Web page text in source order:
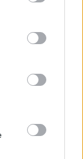
tags to
below Google
στην
ανήλικη, τι